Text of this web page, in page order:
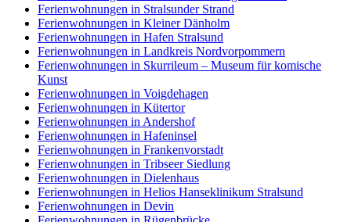
Ferienwohnungen in Stralsunder Strand
Ferienwohnungen in Kleiner Dänholm
Ferienwohnungen in Hafen Stralsund
Ferienwohnungen in Landkreis Nordvorpommern
Ferienwohnungen in Skurrileum – Museum für komische
Kunst
Ferienwohnungen in Voigdehagen
Ferienwohnungen in Kütertor
Ferienwohnungen in Andershof
Ferienwohnungen in Hafeninsel
Ferienwohnungen in Frankenvorstadt
Ferienwohnungen in Tribseer Siedlung
Ferienwohnungen in Dielenhaus
Ferienwohnungen in Helios Hanseklinikum Stralsund
Ferienwohnungen in Devin